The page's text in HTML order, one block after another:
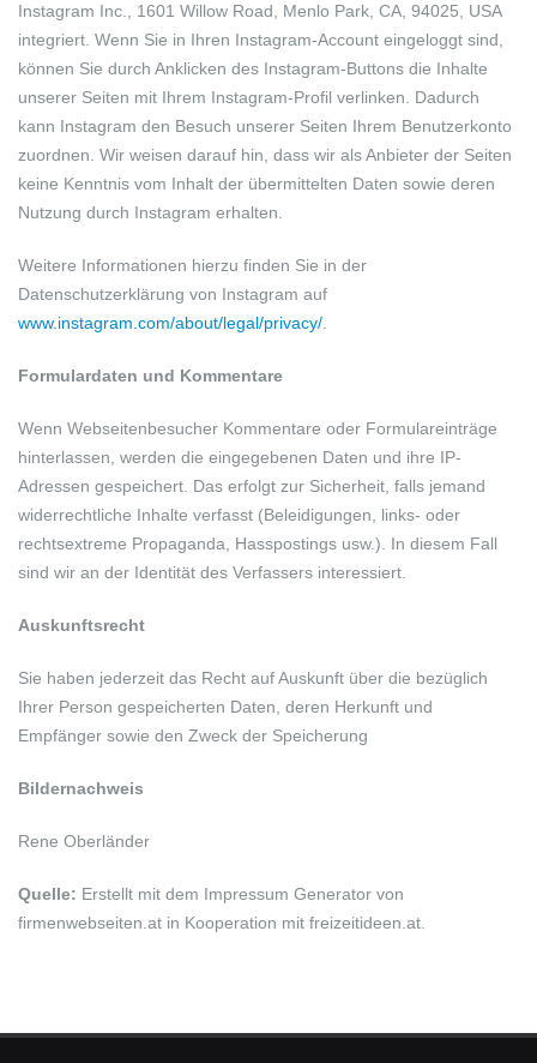
Instagram Inc., 1601 Willow Road, Menlo Park, CA, 94025, USA
integriert. Wenn Sie in Ihren Instagram-Account eingeloggt sind,
können Sie durch Anklicken des Instagram-Buttons die Inhalte
unserer Seiten mit Ihrem Instagram-Profil verlinken. Dadurch
kann Instagram den Besuch unserer Seiten Ihrem Benutzerkonto
zuordnen. Wir weisen darauf hin, dass wir als Anbieter der Seiten
keine Kenntnis vom Inhalt der übermittelten Daten sowie deren
Nutzung durch Instagram erhalten.
Weitere Informationen hierzu finden Sie in der
Datenschutzerklärung von Instagram auf
www.instagram.com/about/legal/privacy/
Formulardaten und Kommentare
Wenn Webseitenbesucher Kommentare oder Formulareinträge
hinterlassen, werden die eingegebenen Daten und ihre IP-
Adressen gespeichert. Das erfolgt zur Sicherheit, falls jemand
widerrechtliche Inhalte verfasst (Beleidigungen, links- oder
rechtsextreme Propaganda, Hasspostings usw.). In diesem Fall
sind wir an der Identität des Verfassers interessiert.
Auskunftsrecht
Sie haben jederzeit das Recht auf Auskunft über die bezüglich
Ihrer Person gespeicherten Daten, deren Herkunft und
Empfänger sowie den Zweck der Speicherung
Bildernachweis
Rene Oberländer
Quelle: Erstellt mit dem Impressum Generator von
firmenwebseiten.at in Kooperation mit freizeitideen.at.